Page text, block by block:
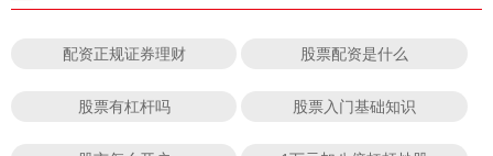
配资正规证券理财 股票配资是什么
股票有杠杆吗 股票入门基础知识